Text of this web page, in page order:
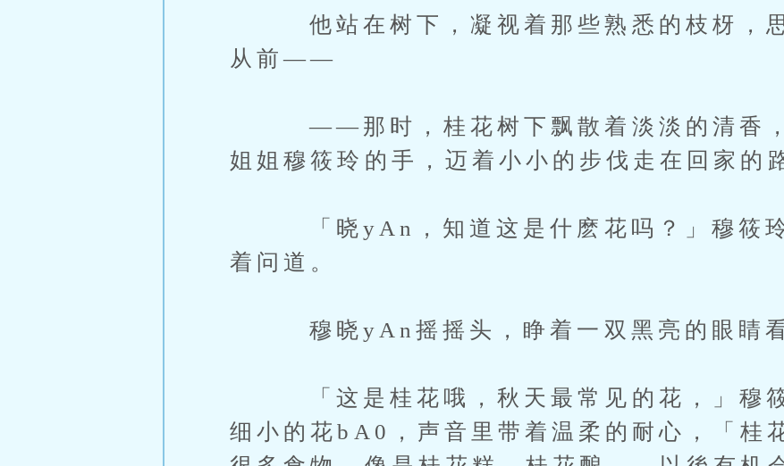
他站在树下，凝视着那些熟悉的枝枒，思
从前——
——那时，桂花树下飘散着淡淡的清香，
姐姐穆筱玲的手，迈着小小的步伐走在回家的
「晓yAn，知道这是什麽花吗？」穆筱玲
着问道。
穆晓yAn摇摇头，睁着一双黑亮的眼睛看
「这是桂花哦，秋天最常见的花，」穆筱
细小的花bA0，声音里带着温柔的耐心，「桂